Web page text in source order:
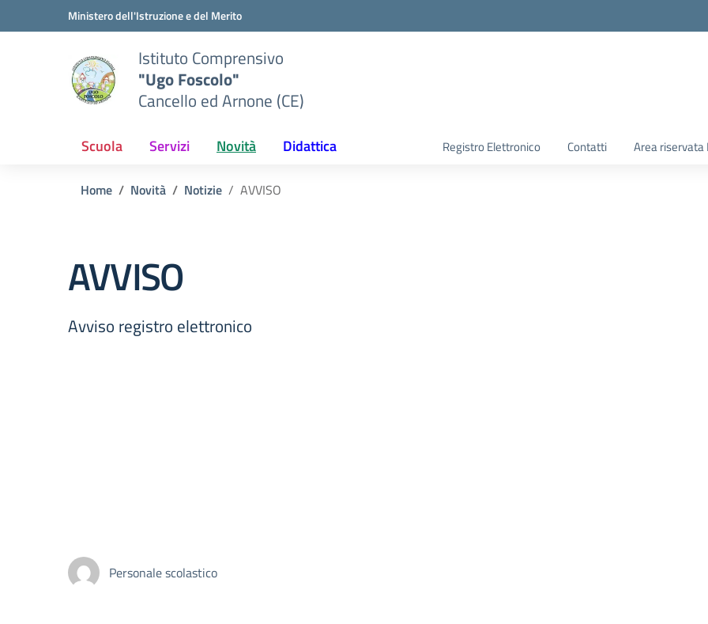
Vai ai contenuti
Vai al menu di navigazioneMinistero dell'Istruzione e del Merito
Istituto Comprensivo
"Ugo Foscolo"
Cancello ed Arnone (CE)
Scuola Servizi Novità Didattica Registro Elettronico Contatti Area riservata
Home Novità Notizie AVVISO
AVVISO
Avviso registro elettronico
Personale scolastico